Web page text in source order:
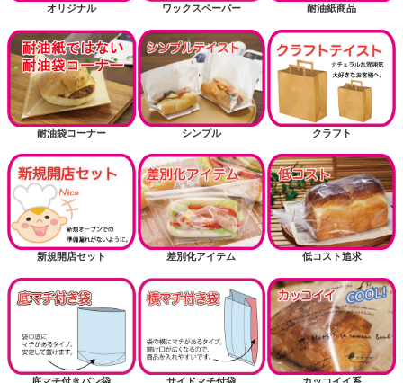
オリジナル ワックスペーパー 耐油紙商品
耐油袋コーナー シンプル クラフト
新規開店セット 差別化アイテム 低コスト追求